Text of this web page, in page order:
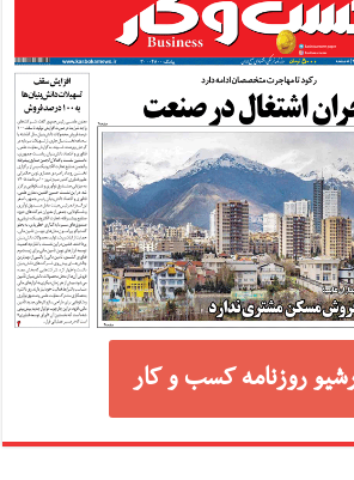
روزنامه کسب و کار